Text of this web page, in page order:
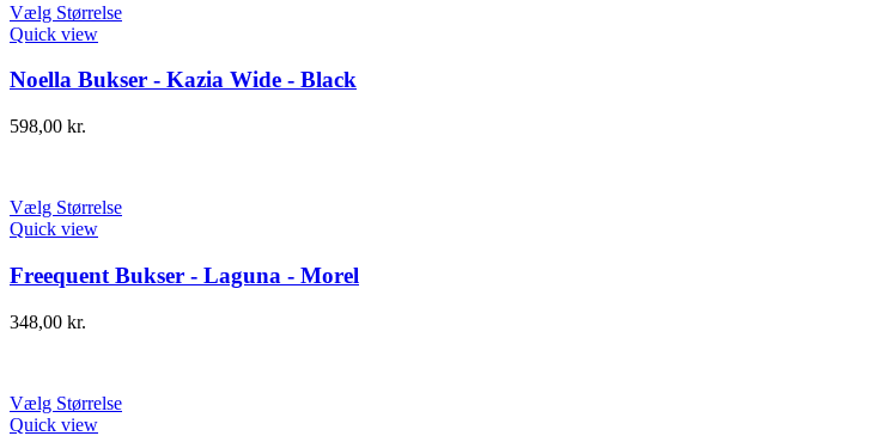
Vælg Størrelse
Quick view
Noella Bukser - Kazia Wide - Black
598,00 kr.
Vælg Størrelse
Quick view
Freequent Bukser - Laguna - Morel
348,00 kr.
Vælg Størrelse
Quick view